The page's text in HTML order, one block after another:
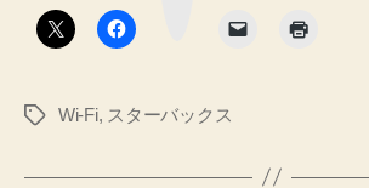
タ
Wi-Fi, スターバックス